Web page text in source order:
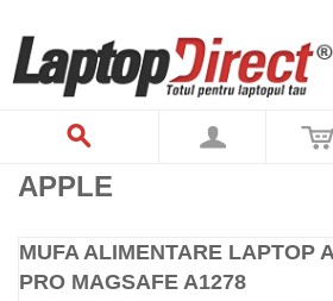
APPLE
MUFA ALIMENTARE LAPTOP
PRO MAGSAFE A1278